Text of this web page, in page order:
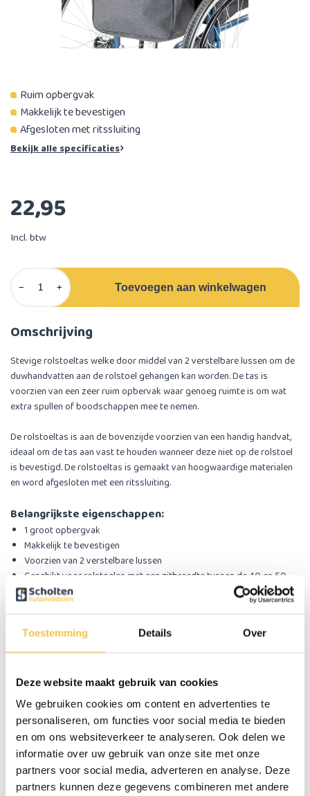
Toestemming Details Over
Deze website maakt gebruik van cookies
We gebruiken cookies om content en advertenties te
personaliseren, om functies voor social media te bieden
en om ons websiteverkeer te analyseren. Ook delen we
informatie over uw gebruik van onze site met onze
partners voor social media, adverteren en analyse. Deze
partners kunnen deze gegevens combineren met andere
Ruim opbergvak
Makkelijk te bevestigen
Afgesloten met ritssluiting
Bekijk alle specificaties
22,95
Incl. btw
− + Toevoegen aan winkelwagen
Omschrijving
Stevige rolstoeltas welke door middel van 2 verstelbare lussen om de
duwhandvatten aan de rolstoel gehangen kan worden. De tas is
voorzien van een zeer ruim opbervak waar genoeg ruimte is om wat
extra spullen of boodschappen mee te nemen.
De rolstoeltas is aan de bovenzijde voorzien van een handig handvat,
ideaal om de tas aan vast te houden wanneer deze niet op de rolstoel
is bevestigd. De rolstoeltas is gemaakt van hoogwaardige materialen
en word afgesloten met een ritssluiting.
Belangrijkste eigenschappen:
1 groot opbergvak
Makkelijk te bevestigen
Voorzien van 2 verstelbare lussen
Geschikt voor rolstoelen met een zitbreedte tussen de 40 en 50
cm
Specificaties
Breedte
Diepte
14 cm
Gewicht
320 gram
Kleur
Donkergrijs